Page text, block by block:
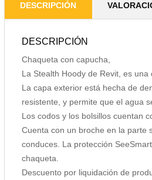
DESCRIPCIÓN
DESCRIPCIÓN
Chaqueta con capucha,
La Stealth Hoody de Revit, es
La capa exterior está hecha de
resistente, y permite que el agua
Los codos y los bolsillos cuentan
Cuenta con un broche en la parte
conduces. La protección
chaqueta.
Descuento por liquidación de